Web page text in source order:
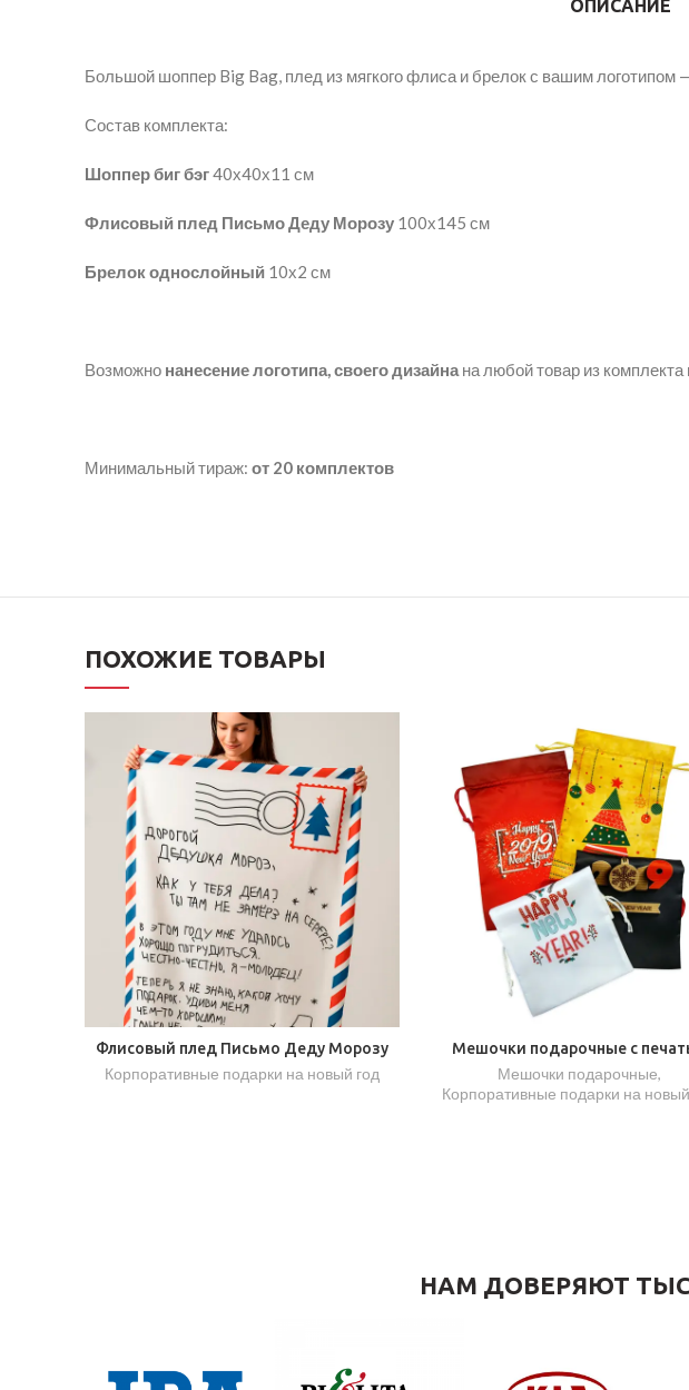
ОПИСАНИЕ
Большой шоппер Big Bag, плед из мягкого флиса и брелок с вашим
Состав комплекта:
Шоппер биг бэг40х40х11 см
Флисовый плед Письмо Деду Морозу 100х145 см
Брелок однослойный 10х2 см
Возможно нанесение логотипа, своего дизайна на любой товар из комплекта
Минимальный тираж: от 20 комплектов
ПОХОЖИЕ ТОВАРЫ
Флисовый плед Письмо Деду Морозу
Корпоративные подарки на новый год
Мешочки подарочные с
Мешочки подарочные,
Корпоративные подарки на
НАМ ДОВЕРЯЮТ